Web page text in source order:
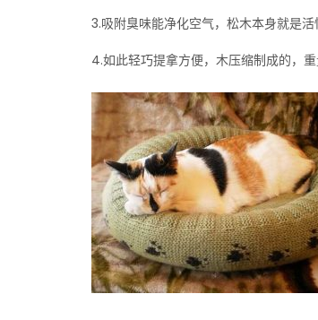
3.吸附臭味能净化空气，松木本身就是
4.如此轻巧提拿方便，木压缩制成的，重